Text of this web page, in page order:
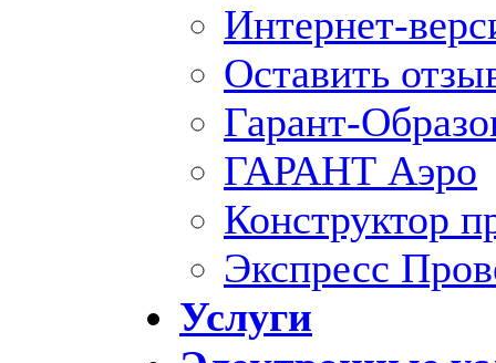
Интернет-
Оставить
Гарант-
ГАРАНТ Аэро
Конструктор
Экспресс
Услуги